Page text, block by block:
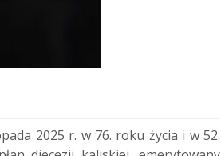
2025 r. w 76. roku życia i w 52.